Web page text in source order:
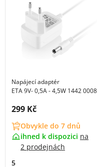
Napájecí adaptér
ETA 9V- 0,5A - 4,5W 1442
Cena s DPH:
299 Kč
Obvykle do 7 dnů
ihned k dispozici na
2 prodejnách
5